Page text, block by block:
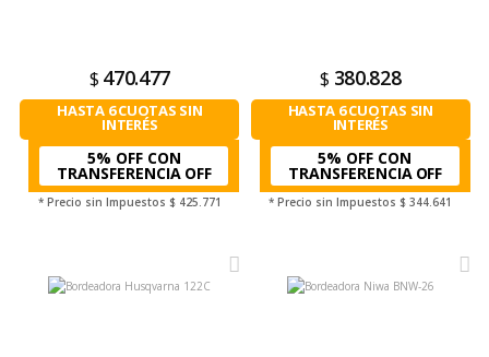
$ 470.477
HASTA 6 CUOTAS SIN
INTERÉS
5% OFF CON
TRANSFERENCIA
* Precio sin Impuestos $ 425.771
$ 380.828
HASTA 6 CUOTAS SIN
INTERÉS
5% OFF CON
TRANSFERENCIA
* Precio sin Impuestos $ 344.641